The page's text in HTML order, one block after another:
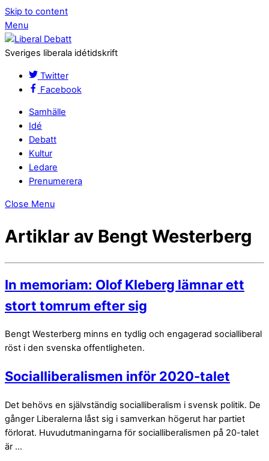
Skip to content
Menu
Sveriges liberala idétidskrift
Twitter
Facebook
Samhälle
Idé
Debatt
Kultur
Ledare
Prenumerera
Close Menu
Artiklar av Bengt Westerberg
In memoriam: Olof Kleberg lämnar ett
stort tomrum efter sig
Bengt Westerberg minns en tydlig och engagerad socialliberal
röst i den svenska offentligheten.
Socialliberalismen inför 2020-talet
Det behövs en självständig socialliberalism i svensk politik. De
gånger Liberalerna låst sig i samverkan högerut har partiet
förlorat. Huvudutmaningarna för socialliberalismen på 20-talet
är ...